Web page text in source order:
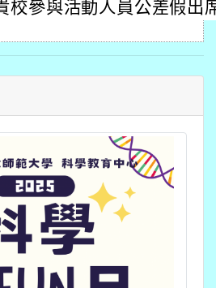
校參與活動人員公差假出